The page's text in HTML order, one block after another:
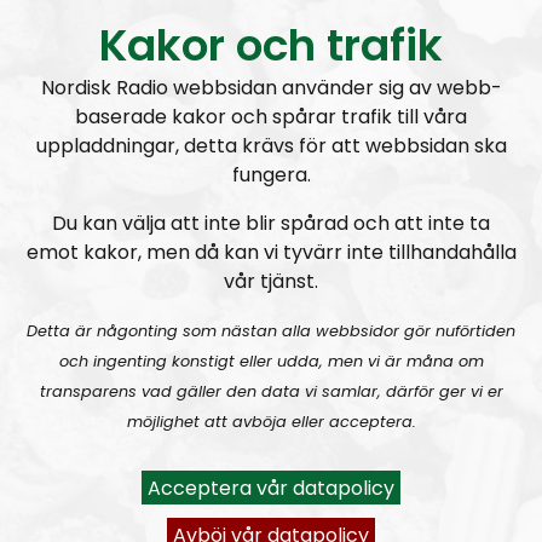
programmet tillsammans med tidningens
chefredaktörMartin Saxlind . Andra medarbetare
är skribentenTobias LindbergochAndreas
Holmvall, även känd somAndreas Johanssoni
Nordic FrontierochHey Buddypå sociala medier.
Producent är Nordisk Radios Max Rosenfors.
Radio Nordfront gillar åsikt- och yttrandefrihet.
Därför bjuder vi titt som tätt in gäster av alla det slag,
alltifrån sympatiskt inställda personer till
meningsmotståndare.
Epost:
simon.holmqvist@nordfront.se
martin.saxlind@nordfront.se
Kakor och trafik
Nordisk Radio webbsidan använder sig av webb-
baserade kakor och spårar trafik till våra
uppladdningar, detta krävs för att webbsidan ska
fungera.
Du kan välja att inte blir spårad och att inte ta
emot kakor, men då kan vi tyvärr inte tillhandahålla
vår tjänst.
Detta är någonting som nästan alla webbsidor gör nuförtiden
och ingenting konstigt eller udda, men vi är måna om
transparens vad gäller den data vi samlar, därför ger vi er
möjlighet att avböja eller acceptera.
Acceptera vår datapolicy
Avböj vår datapolicy